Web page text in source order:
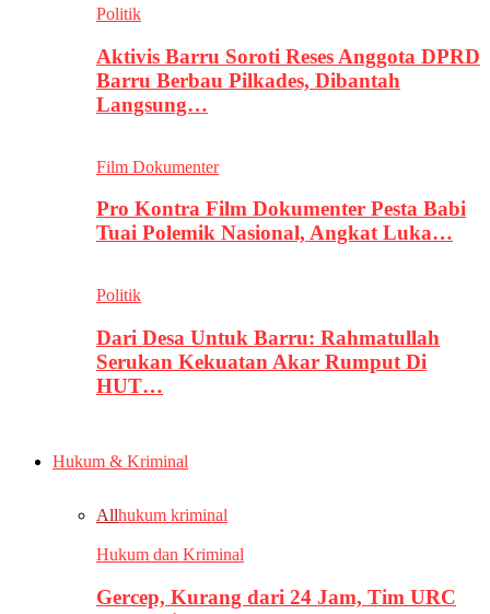
Politik
Aktivis Barru Soroti Reses Anggota DPRD
Barru Berbau Pilkades, Dibantah
Langsung…
Film Dokumenter
Pro Kontra Film Dokumenter Pesta Babi
Tuai Polemik Nasional, Angkat Luka…
Politik
Dari Desa Untuk Barru: Rahmatullah
Serukan Kekuatan Akar Rumput Di
HUT…
Hukum & Kriminal
Allhukum kriminal
Hukum dan Kriminal
Gercep, Kurang dari 24 Jam, Tim URC